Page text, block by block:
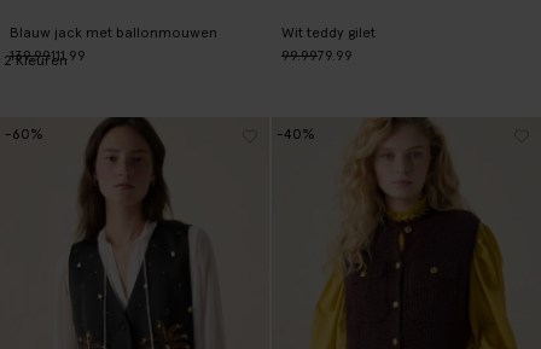
Blauw jack met ballonmouwen
139.99111.99
2Kleuren
Wit teddy gilet
99.9979.99
-60% -40%